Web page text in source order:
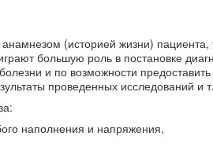
(историей жизни) пациента,
большую роль в постановке
и по возможности
проведенных исследований и
наполнения и напряжения,